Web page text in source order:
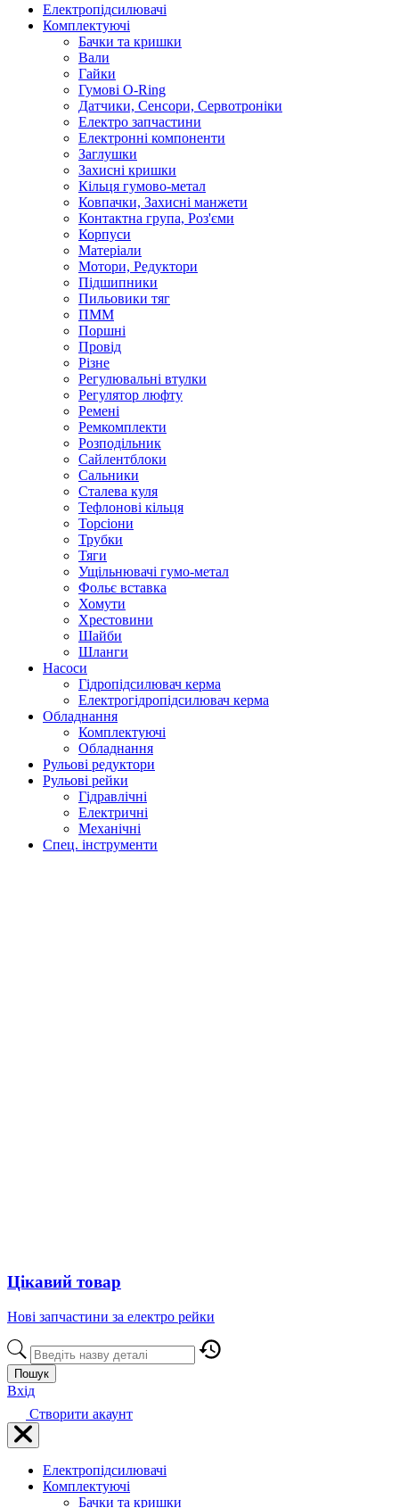
Електропідсилювачі
Комплектуючі
Бачки та кришки
Вали
Гайки
Гумові O-Ring
Датчики, Сенсори, Сервотроніки
Електро запчастини
Електронні компоненти
Заглушки
Захисні кришки
Кільця гумово-метал
Ковпачки, Захисні манжети
Контактна група, Роз'єми
Корпуси
Матеріали
Мотори, Редуктори
Підшипники
Пильовики тяг
ПММ
Поршні
Провід
Різне
Регулювальні втулки
Регулятор люфту
Ремені
Ремкомплекти
Розподільник
Сайлентблоки
Сальники
Сталева куля
Тефлонові кільця
Торсіони
Трубки
Тяги
Ущільнювачі гумо-метал
Фольє вставка
Хомути
Хрестовини
Шайби
Шланги
Насоси
Гідропідсилювач керма
Електрогідропідсилювач керма
Обладнання
Комплектуючі
Обладнання
Рульові редуктори
Рульові рейки
Гідравлічні
Електричні
Механічні
Спец. інструменти
Цікавий товар
Нові запчастини за електро рейки
Пошук
Вхід
Створити акаунт
Електропідсилювачі
Комплектуючі
Бачки та кришки